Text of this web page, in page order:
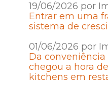
19/06/2026 por
Entrar em uma
sistema de
01/06/2026 por
Da
chegou a hora
kitchens em